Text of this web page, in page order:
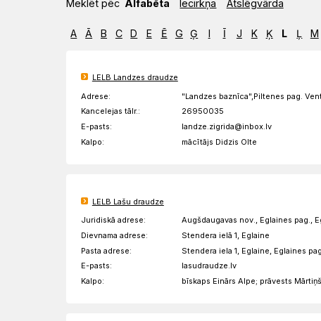
Dievnami
Iepazīsti
kristietību
Indijā
Meklēt pēc Alfabēta Iecirkņa Atslēgvārda
A Ā B C D E Ē G Ģ I Ī J K Ķ L Ļ M
LELB Landzes draudze
Adrese:
"Landzes baznīca",Piltenes pag.
Kancelejas tālr.:
26950035
E-pasts:
landze.zigrida@inbox.lv
Kalpo:
mācītājs Didzis Olte
LELB Lašu draudze
Juridiskā adrese:
Augšdaugavas nov., Eglaines pag.,
Dievnama adrese:
Stendera ielā 1, Eglaine
Pasta adrese:
Stendera iela 1, Eglaine, Eglaines
E-pasts:
lasudraudze.lv
Kalpo:
bīskaps Einārs Alpe; prāvests